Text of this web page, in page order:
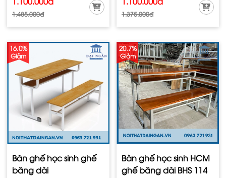
1.485.000đ 1.375.000đ
16.0%
Giảm
Bàn ghế học sinh ghế
băng dài
20.7%
Giảm
Bàn ghế học sinh HCM
ghế băng dài BHS 114